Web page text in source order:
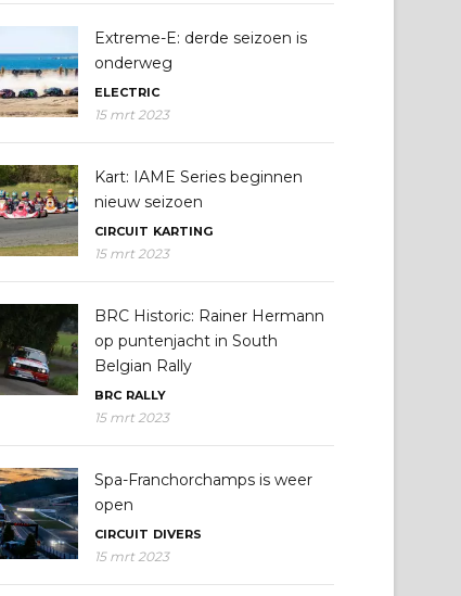
Extreme-E: derde seizoen is
onderweg
ELECTRIC
15 mrt 2023
Kart: IAME Series beginnen
nieuw seizoen
CIRCUIT KARTING
15 mrt 2023
BRC Historic: Rainer Hermann
op puntenjacht in South
Belgian Rally
BRC RALLY
15 mrt 2023
Spa-Franchorchamps is weer
open
CIRCUIT DIVERS
15 mrt 2023